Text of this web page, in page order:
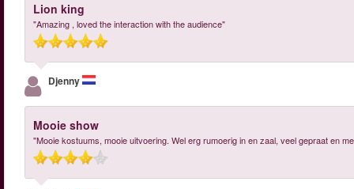
Lion king
"Amazing , loved the interaction with the audience"
Djenny
Mooie show
"Mooie kostuums, mooie uitvoering. Wel erg rumoerig in en zaal, veel gepraat en